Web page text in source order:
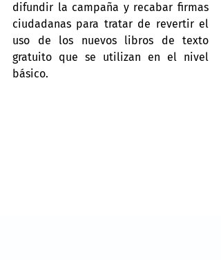
difundir la campaña y recabar firmas
ciudadanas para tratar de revertir el
uso de los nuevos libros de texto
gratuito que se utilizan en el nivel
básico.